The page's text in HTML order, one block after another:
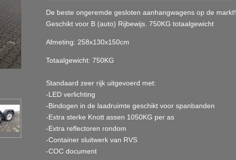
De beste ongeremde gesloten aanhangwagens op de markt!
Geschikt voor B (auto) Rijbewijs. 750KG totaalgewicht
Afmeting: 258x130x150cm
Totaalgewicht: 750KG
Standaard zeer rijk uitgevoerd met:
-LED verlichting
-Bindogen in de laadruimte geschikt voor spanbanden
-Extra sterke Knott assen 1050KG per as
-Extra reflectoren rondom
-Container sluitwerk van RVS
-COC document